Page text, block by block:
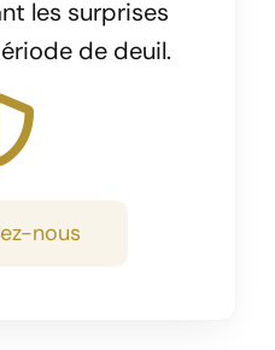
les surprises
de deuil.
nous